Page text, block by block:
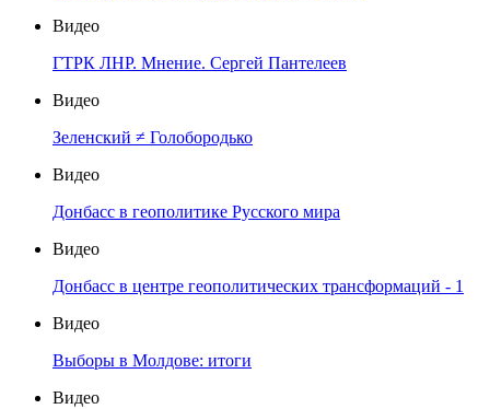
Видео
ГТРК ЛНР. Мнение. Сергей Пантелеев
Видео
Зеленский ≠ Голобородько
Видео
Донбасс в геополитике Русского мира
Видео
Донбасс в центре геополитических трансформаций - 1
Видео
Выборы в Молдове: итоги
Видео